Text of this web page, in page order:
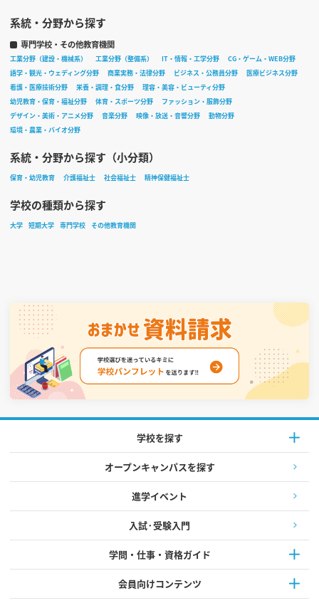
系統・分野から探す
専門学校・その他教育機関
工業分野（建設・機械系） 工業分野（整備系） IT・情報・工学分野
CG・ゲーム・WEB分野
語学・観光・ウェディング分野
商業実務・法律分野 ビジネス・公務員分野
医療ビジネス分野
看護・医療技術分野
栄養・調理・食分野
理容・美容・ビューティ分野
幼児教育・保育・福祉分野
体育・スポーツ分野
ファッション・服飾分野
デザイン・美術・アニメ分野
音楽分野 映像・放送・音響分野
動物分野
環境・農業・バイオ分野
系統・分野から探す（小分類）
保育・幼児教育 介護福祉士 社会福祉士 精神保健福祉士
学校の種類から探す
大学 短期大学 専門学校 その他教育機関
学校を探す
オープンキャンパスを探す
進学イベント
入試·受験入門
学問・仕事・資格ガイド
会員向けコンテンツ